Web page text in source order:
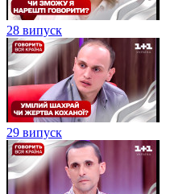
28 випуск
29 випуск